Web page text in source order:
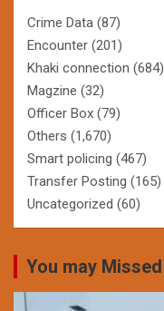
Crime Data (87)
Encounter (201)
Khaki connection (684)
Magzine (32)
Officer Box (79)
Others (1,670)
Smart policing (467)
Transfer Posting (165)
Uncategorized (60)
You may Missed